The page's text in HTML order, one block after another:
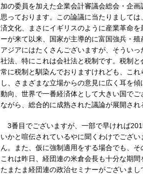
加の委員を加えた企業会計審議会総会・企
思っております。この論議に当たりまして
済文化、まさにイギリスのように産業革命
ーが来て以来、国家が主導的に富国強兵・
アジアにはたくさんございますが、そうい
社法、特にこれは会社法と税制です。税制
常に税制と馴染んでおりますけれども、こ
し、さまざまな立場からの意見に広く耳を
動向、世界で一番経済体として大きい国で
ながら、総合的に成熟された議論が展開され
3番目でございますが、一部で早ければ
いかと喧伝されているやに聞くわけでござ
ん。また、仮に強制適用をする場合でも、
これは昨日、経団連の米倉会長も十分な期
たまたま経団連の政治セミナーがございま